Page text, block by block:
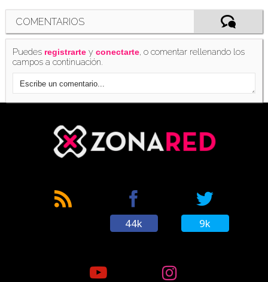
COMENTARIOS
Puedes registrarte yconectarte, o comentar rellenando los
campos a continuación.
44k 9k